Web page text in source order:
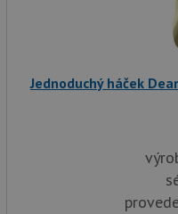
Jednoduchý háček